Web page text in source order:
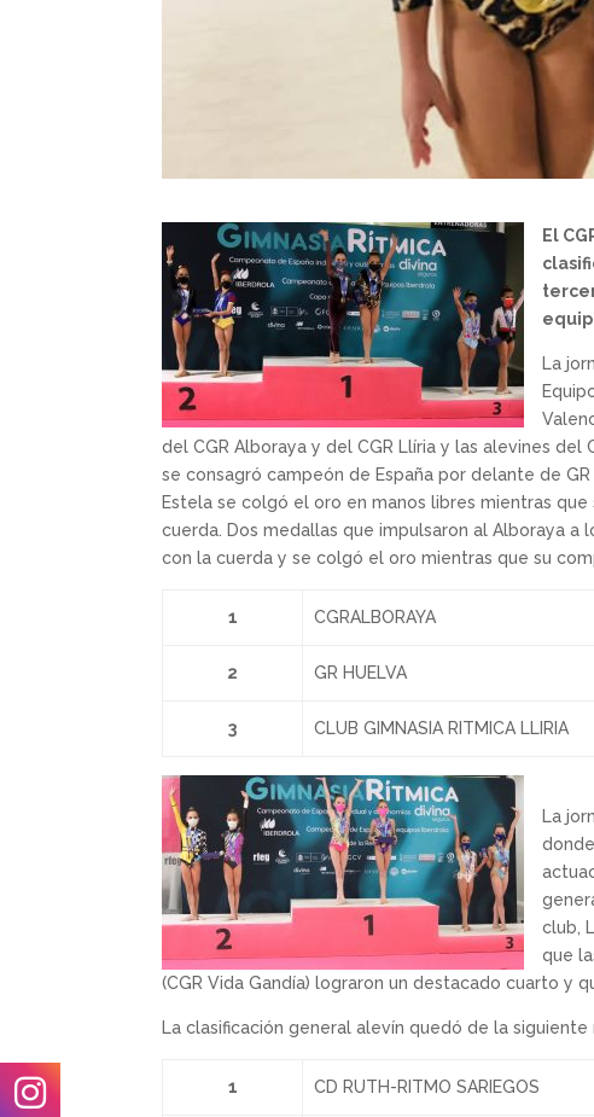
El
La
del CGR Alboraya y del CGR Llíria y las alevines del
se consagró campeón de España por delante de GR
Estela se colgó el oro en manos libres mientras
cuerda. Dos medallas que impulsaron al Alboraya
con la cuerda y se colgó el oro mientras que su
1 CGRALBORAYA
2 GR HUELVA
3 CLUB GIMNASIA RITMICA LLIRIA
La
club,
que
(CGR Vida Gandía) lograron un destacado cuarto y
La clasificación general alevín quedó de la siguiente
1 CD RUTH-RITMO SARIEGOS